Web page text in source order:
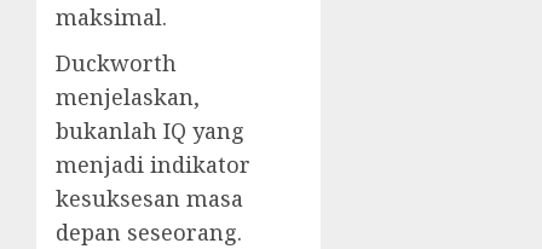
maksimal.
Duckworth
menjelaskan,
bukanlah IQ yang
menjadi indikator
kesuksesan masa
depan seseorang.